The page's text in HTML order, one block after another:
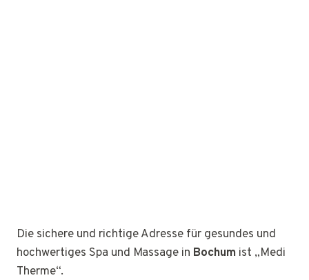
Die sichere und richtige Adresse für gesundes und
hochwertiges Spa und Massage in Bochum ist „Medi
Therme“.